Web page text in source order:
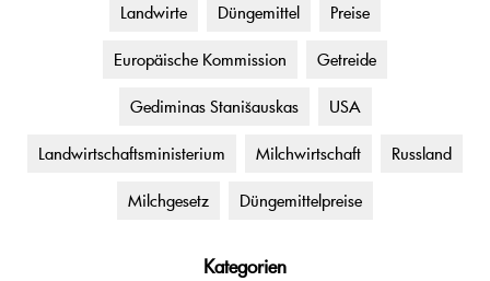
Landwirte Düngemittel Preise
Europäische Kommission Getreide
Gediminas Stanišauskas USA
Landwirtschaftsministerium Milchwirtschaft Russland
Milchgesetz Düngemittelpreise
Kategorien